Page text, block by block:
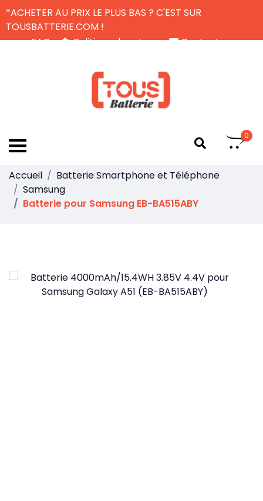
*ACHETER AU PRIX LE PLUS BAS ? C'EST SUR
TOUSBATTERIE.COM !
FAQ
Politique de retour
Contactez-nous
0
Accueil
Batterie Smartphone et Téléphone
Samsung
Batterie pour Samsung EB-BA515ABY